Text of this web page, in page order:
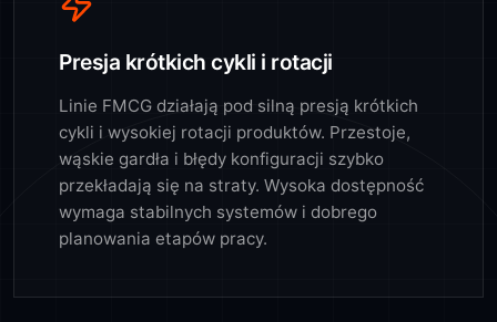
Presja krótkich cykli i rotacji
Linie FMCG działają pod silną presją krótkich
cykli i wysokiej rotacji produktów. Przestoje,
wąskie gardła i błędy konfiguracji szybko
przekładają się na straty. Wysoka dostępność
wymaga stabilnych systemów i dobrego
planowania etapów pracy.